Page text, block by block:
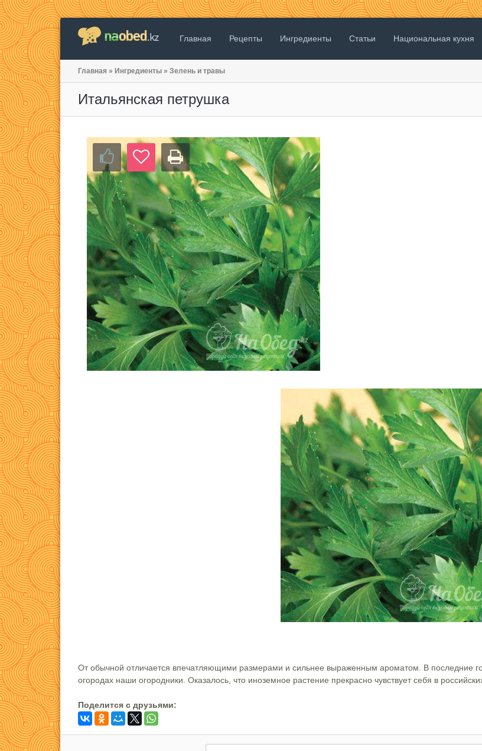
Главная Рецепты Ингредиенты Статьи Национальная кухня
Главная » Ингредиенты » Зелень и травы
Итальянская петрушка
От обычной отличается впечатляющими размерами и сильнее выраженным ароматом. В последние
огородах наши огородники. Оказалось, что иноземное растение прекрасно чувствует себя в
Поделится c друзьями: